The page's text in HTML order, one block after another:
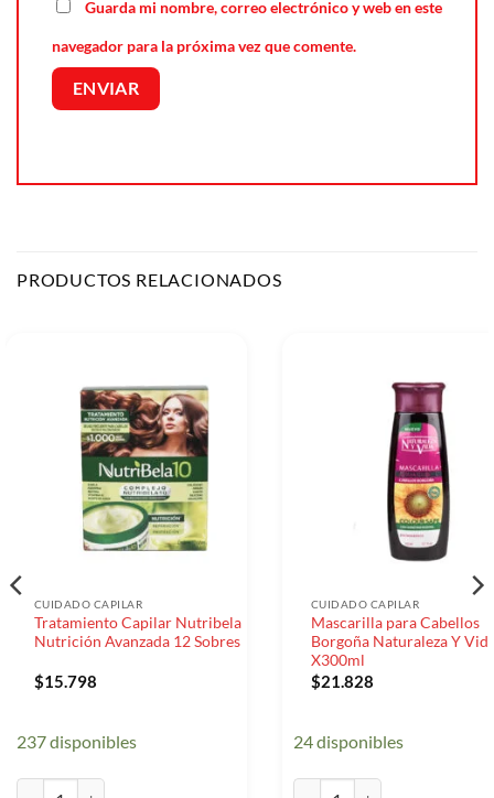
Guarda mi nombre, correo electrónico y web en este
navegador para la próxima vez que comente.
PRODUCTOS RELACIONADOS
CUIDADO CAPILAR
Tratamiento Capilar Nutribela
Nutrición Avanzada 12 Sobres
$15.798
237 disponibles
CUIDADO CAPILAR
Mascarilla para Cabellos
Borgoña Naturaleza Y
X300ml
$21.828
24 disponibles